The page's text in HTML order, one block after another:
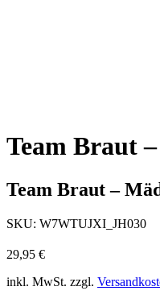
Team Braut
Team Braut –
SKU: W7WTUJXI_JH030
29,95 €
inkl. MwSt. zzgl.